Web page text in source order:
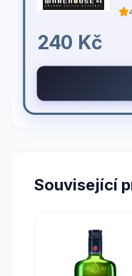
240 Kč
Související